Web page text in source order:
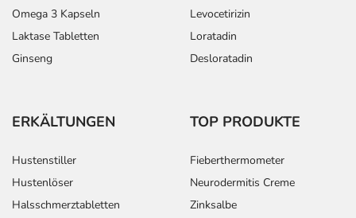
Dauer der Anwendung?
Die Anwendungsdauer richtet sich nach Art der
Dauer der Anwendung zeitlich nicht begrenzt, das
werden.
Omega 3 Kapseln
Laktase Tabletten
Ginseng
Levocetirizin
Loratadin
Desloratadin
ERKÄLTUNGEN
Hustenstiller
Hustenlöser
Halsschmerztabletten
TOP PRODUKTE
Fieberthermometer
Neurodermitis Creme
Zinksalbe